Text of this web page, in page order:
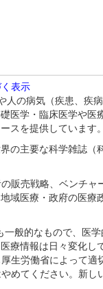
表示
の病気（疾患、疾
医学・臨床医学や
スを提供しています
の主要な科学雑誌
販売戦略、ベンチ
域医療・政府の医
般的なもので、医
療情報は日々変化
生労働省によって
めてください。新